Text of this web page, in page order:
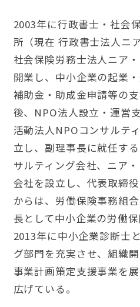
2003年に行政書士・社会
所（現在 行政書士法人ニ
社会保険労務士法人ニア
開業し、中小企業の起業
補助金・助成金申請等の
後、NPO法人設立・運営
活動法人NPOコンサルテ
立し、副理事長に就任す
サルティング会社、ニア
会社を設立し、代表取締
からは、労働保険事務組
長として中小企業の労働保
2013年に中小企業診断士
グ部門を充実させ、組織
事業計画策定支援事業を
広げている。